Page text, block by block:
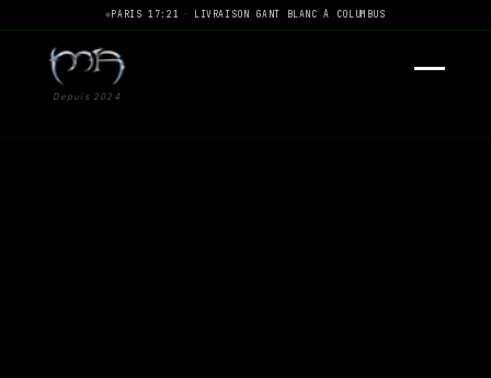
PARIS 17:21 · LIVRAISON GANT BLANC À COLUMBUS
Depuis 2024